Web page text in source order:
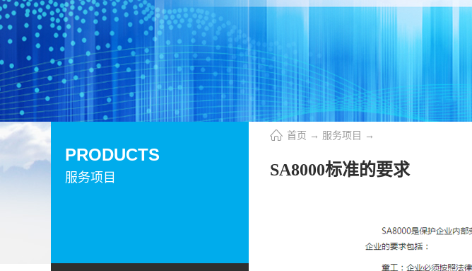
服务项目
PRODUCTS
首页 → 服务项目 →
SA8000标准的要求